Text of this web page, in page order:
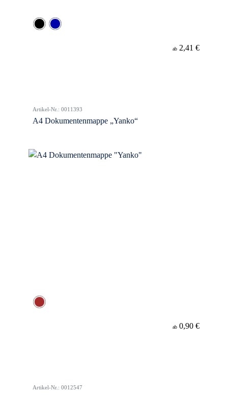
ab 2,41 €
Artikel-Nr.: 0011393
A4 Dokumentenmappe „Yanko“
ab 0,90 €
Artikel-Nr.: 0012547